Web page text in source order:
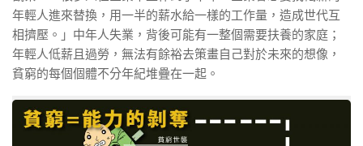
年輕人進來替換，用一半的薪水給一樣的工作量，造成世代互
相擠壓。」中年人失業，背後可能有一整個需要扶養的家庭；
年輕人低薪且過勞，無法有餘裕去策畫自己對於未來的想像，
貧窮的每個個體不分年紀堆疊在一起。